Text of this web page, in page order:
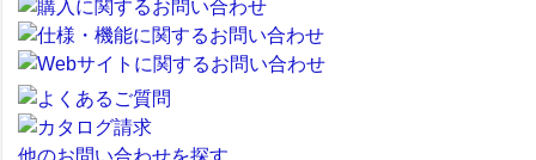
他のお問い合わせを探す